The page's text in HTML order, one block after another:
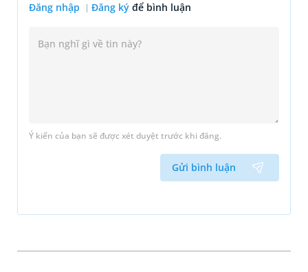
Đăng nhập Đăng ký để bình luận
Ý kiến của bạn sẽ được xét duyệt trước khi đăng.
Gửi bình luận